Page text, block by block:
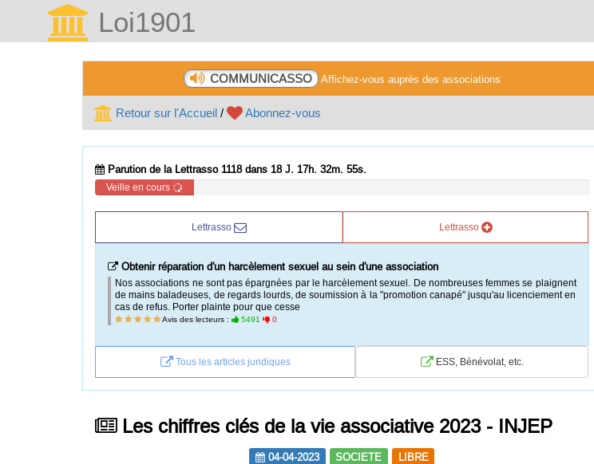
Loi1901
COMMUNICASSO Affichez-vous auprès des associations
Retour sur l'Accueil / Abonnez-vous
Parution de la Lettrasso 1118 dans 18 J. 17h. 32m. 54s.
Veille en cours
Lettrasso Lettrasso
Obtenir réparation d'un harcèlement sexuel au sein d'une association
Nos associations ne sont pas épargnées par le harcèlement sexuel. De nombreuses femmes se plaignent
de mains baladeuses, de regards lourds, de soumission à la "promotion canapé" jusqu'au licenciement en
cas de refus. Porter plainte pour que cesse
Avis des lecteurs : 5491 0
Tous les articles juridiques ESS, Bénévolat, etc.
Les chiffres clés de la vie associative 2023 - INJEP
04-04-2023 SOCIETE LIBRE